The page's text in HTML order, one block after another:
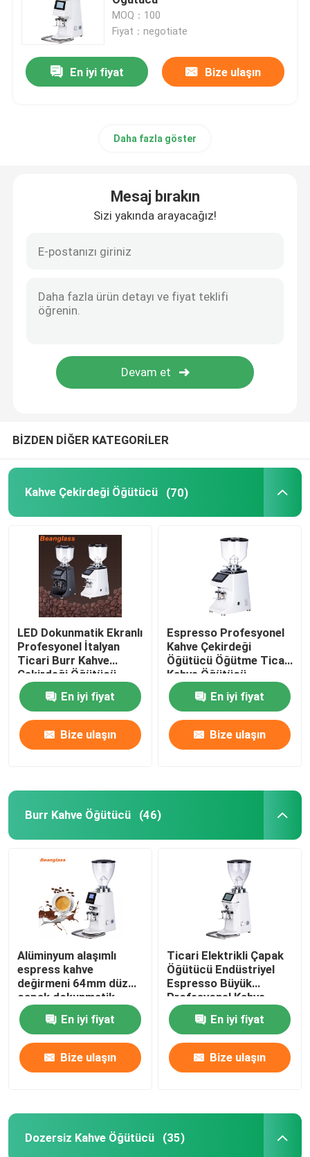
Dozersiz Kahve Öğütücü
ticari kahve değirmeni
Espresso Fasulye Değirmeni
Açık Kahve Öğütücü
El Kahve Değirmeni
Otomatik Süt Köpürtücü
Dijital Kahve Değirmeni
MOQ：100
Fiyat：negotiate
En iyi fiyat Bize ulaşın
Daha fazla göster
Mesaj bırakın
Sizi yakında arayacağız!
BİZDEN DİĞER KATEGORİLER
Kahve Çekirdeği Öğütücü (70)
LED Dokunmatik Ekranlı
Profesyonel İtalyan
Ticari Burr Kahve
Çekirdeği Öğütücü
En iyi fiyat
Bize ulaşın
Espresso Profesyonel
Kahve Çekirdeği
Öğütücü Öğütme Ticari
Kahve Öğütücü
En iyi fiyat
Bize ulaşın
Burr Kahve Öğütücü (46)
Alüminyum alaşımlı
espress kahve
değirmeni 64mm düz
çapak dokunmatik
ekran değirmeni
En iyi fiyat
Bize ulaşın
Ticari Elektrikli Çapak
Öğütücü Endüstriyel
Espresso Büyük
Profesyonel Kahve
Öğütücüler
En iyi fiyat
Bize ulaşın
Dozersiz Kahve Öğütücü (35)